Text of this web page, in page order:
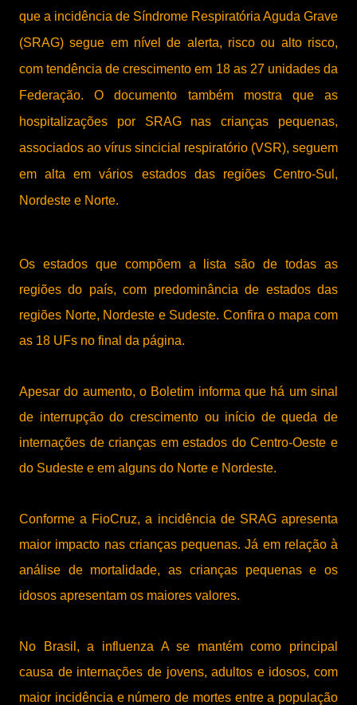
que a incidência de Síndrome Respiratória Aguda Grave
(SRAG) segue em nível de alerta, risco ou alto risco,
com tendência de crescimento em 18 as 27 unidades da
Federação. O documento também mostra que as
hospitalizações por SRAG nas crianças pequenas,
associados ao vírus sincicial respiratório (VSR), seguem
em alta em vários estados das regiões Centro-Sul,
Nordeste e Norte.
Os estados que compõem a lista são de todas as
regiões do país, com predominância de estados das
regiões Norte, Nordeste e Sudeste. Confira o mapa com
as 18 UFs no final da página.
Apesar do aumento, o Boletim informa que há um sinal
de interrupção do crescimento ou início de queda de
internações de crianças em estados do Centro-Oeste e
do Sudeste e em alguns do Norte e Nordeste.
Conforme a FioCruz, a incidência de SRAG apresenta
maior impacto nas crianças pequenas. Já em relação à
análise de mortalidade, as crianças pequenas e os
idosos apresentam os maiores valores.
No Brasil, a influenza A se mantém como principal
causa de internações de jovens, adultos e idosos, com
maior incidência e número de mortes entre a população